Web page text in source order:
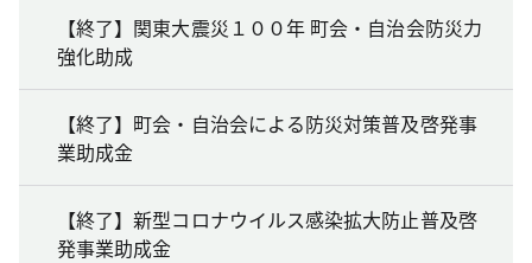
【終了】関東大震災１００年 町会・自治会防災力
強化助成
【終了】町会・自治会による防災対策普及啓発事
業助成金
【終了】新型コロナウイルス感染拡大防止普及啓
発事業助成金